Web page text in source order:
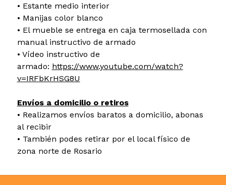
• Estante medio interior
• Manijas color blanco
• El mueble se entrega en caja termosellada con
manual instructivo de armado
• Vídeo instructivo de
armado: https://www.youtube.com/watch?
v=IRFbKrHSG8U
Envíos a domicilio o retiros
• Realizamos envíos baratos a domicilio, abonas
al recibir
• También podes retirar por el local físico de
zona norte de Rosario